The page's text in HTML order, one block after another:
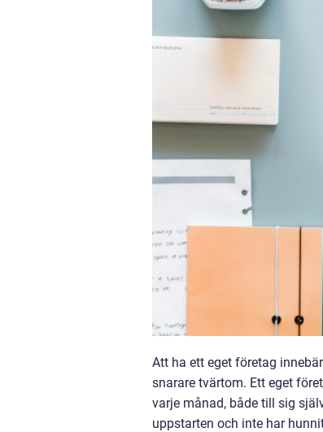
Att ha ett eget företag
snarare tvärtom. Ett eget
varje månad, både till sig
uppstarten och inte har